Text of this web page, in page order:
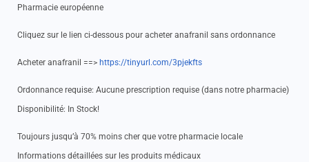
Pharmacie européenne
Cliquez sur le lien ci-dessous pour acheter anafranil sans ordonnance
Acheter anafranil ==> https://tinyurl.com/3pjekfts
Ordonnance requise: Aucune prescription requise (dans notre pharmacie)
Disponibilité: In Stock!
Toujours jusqu’à 70% moins cher que votre pharmacie locale
Informations détaillées sur les produits médicaux